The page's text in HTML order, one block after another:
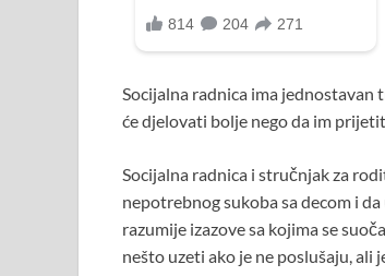
Socijalna radnica ima
će djelovati bolje nego da im
Socijalna radnica i stručnjak za
nepotrebnog sukoba sa decom i
razumije izazove sa kojima se
nešto uzeti ako je ne poslušaju,